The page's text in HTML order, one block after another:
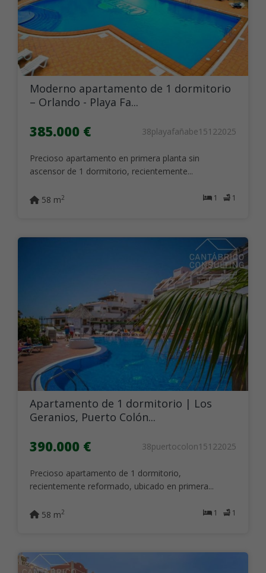
Moderno apartamento de 1 dormitorio
– Orlando - Playa Fa...
385.000 € 38playafañabe15122025
Precioso apartamento en primera planta sin
ascensor de 1 dormitorio, recientemente...
1 1
58 m2
Apartamento de 1 dormitorio | Los
Geranios, Puerto Colón...
390.000 € 38puertocolon15122025
Precioso apartamento de 1 dormitorio,
recientemente reformado, ubicado en primera...
1 1
58 m2